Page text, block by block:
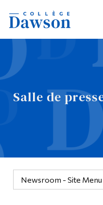
Salle de
Newsroom - Site Menu